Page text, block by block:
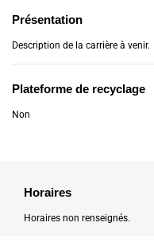
Présentation
Description de la carrière à venir.
Plateforme de recyclage
Non
Horaires
Horaires non renseignés.